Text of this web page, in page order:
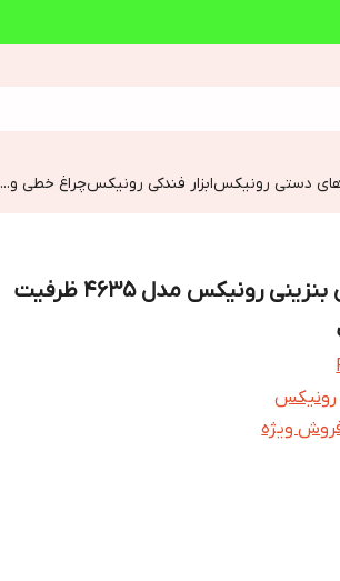
دستی رونیکسابزار فندکی رونیکسچراغ خطی و...
اره زنجیری بنزینی رونیکس مدل 4635 ظرفیت
رونیکس
ویژه